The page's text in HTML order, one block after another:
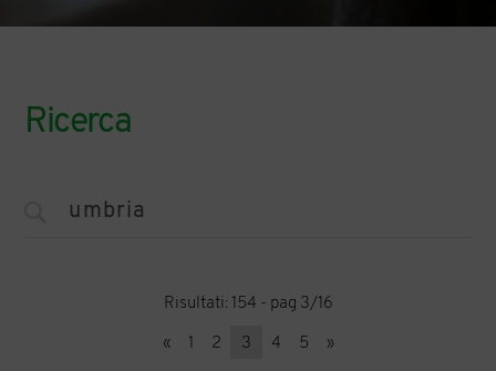
Ricerca
Risultati: 154 - pag 3/16
« 1 2 3 4 5 »